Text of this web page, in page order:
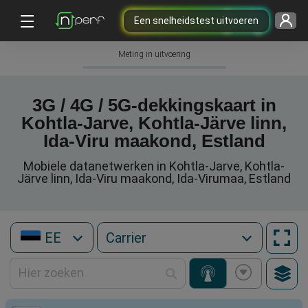
Een snelheidstest uitvoeren
Meting in uitvoering
3G / 4G / 5G-dekkingskaart in
Kohtla-Jarve, Kohtla-Järve linn,
Ida-Viru maakond, Estland
Mobiele datanetwerken in Kohtla-Jarve, Kohtla-
Järve linn, Ida-Viru maakond, Ida-Virumaa, Estland
EE